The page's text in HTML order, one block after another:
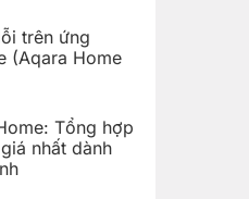
trên ứng
(Aqara Home
Tổng hợp
nhất dành